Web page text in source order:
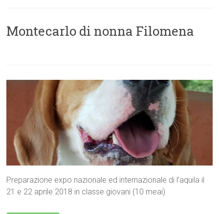
Montecarlo di nonna Filomena
Preparazione expo nazionale ed internazionale di l’aquila il
21 e 22 aprile 2018 in classe giovani (10 meai)